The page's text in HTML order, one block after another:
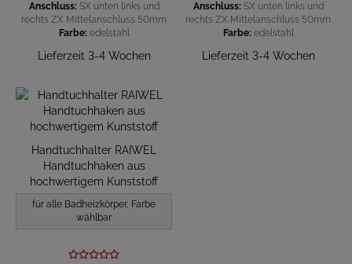
Anschluss: SX unten links und
rechts ZX Mittelanschluss 50mm
Farbe: edelstahl
Lieferzeit 3-4 Wochen
Anschluss: SX unten links und
rechts ZX Mittelanschluss 50mm
Farbe: edelstahl
Lieferzeit 3-4 Wochen
Handtuchhalter RAIWEL
Handtuchhaken aus
hochwertigem Kunststoff
für alle Badheizkörper, Farbe
wählbar